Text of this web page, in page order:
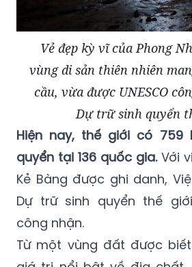
Vẻ đẹp kỳ vĩ của Phong
vùng di sản thiên nhiên
cầu, vừa được UNESCO
Dự trữ sinh quyển
Hiện nay, thế giới có 759
quyển tại 136 quốc gia.Với
Kẻ Bàng được ghi danh,
Dự trữ sinh quyển thế giới
công nhận.
Từ một vùng đất được